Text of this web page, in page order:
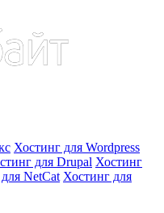
Хостинг для Wordpress
для Drupal Хостинг
NetCat Хостинг для